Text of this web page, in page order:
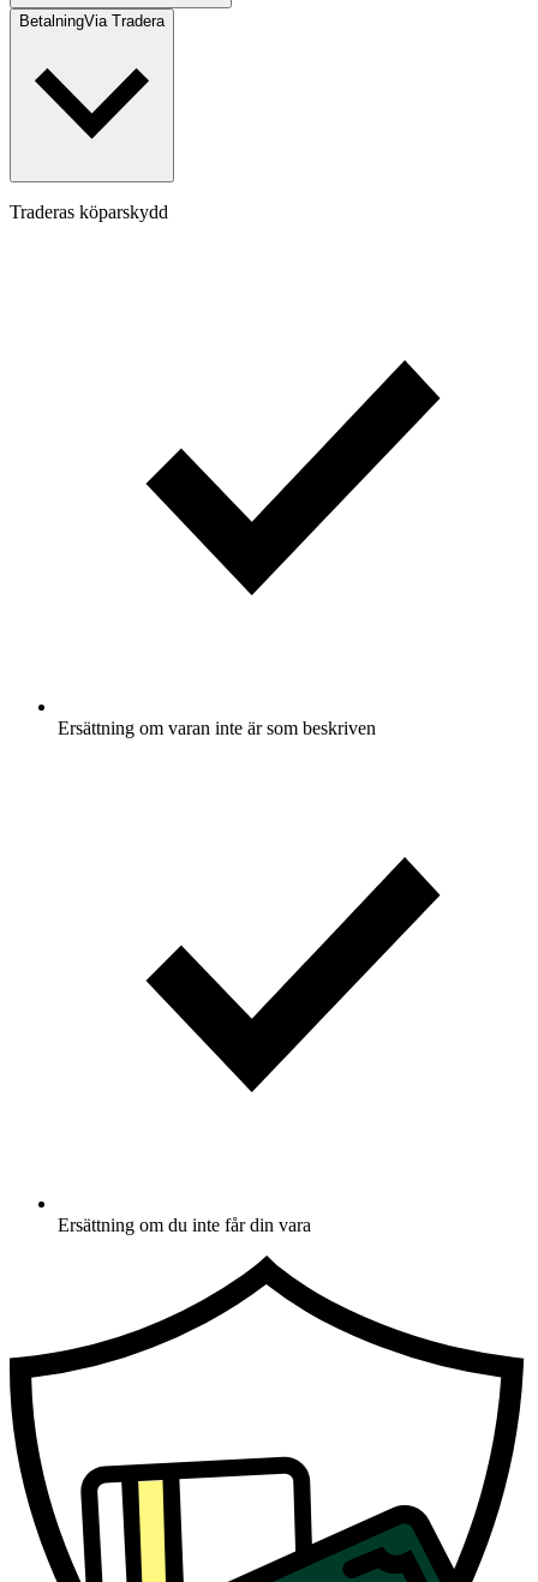
BetalningVia Tradera
Traderas köparskydd
Ersättning om varan inte är som beskriven
Ersättning om du inte får din vara